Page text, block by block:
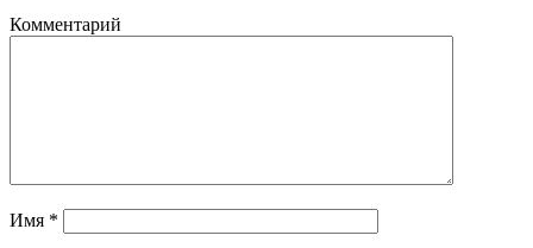
Комментарий
Имя *